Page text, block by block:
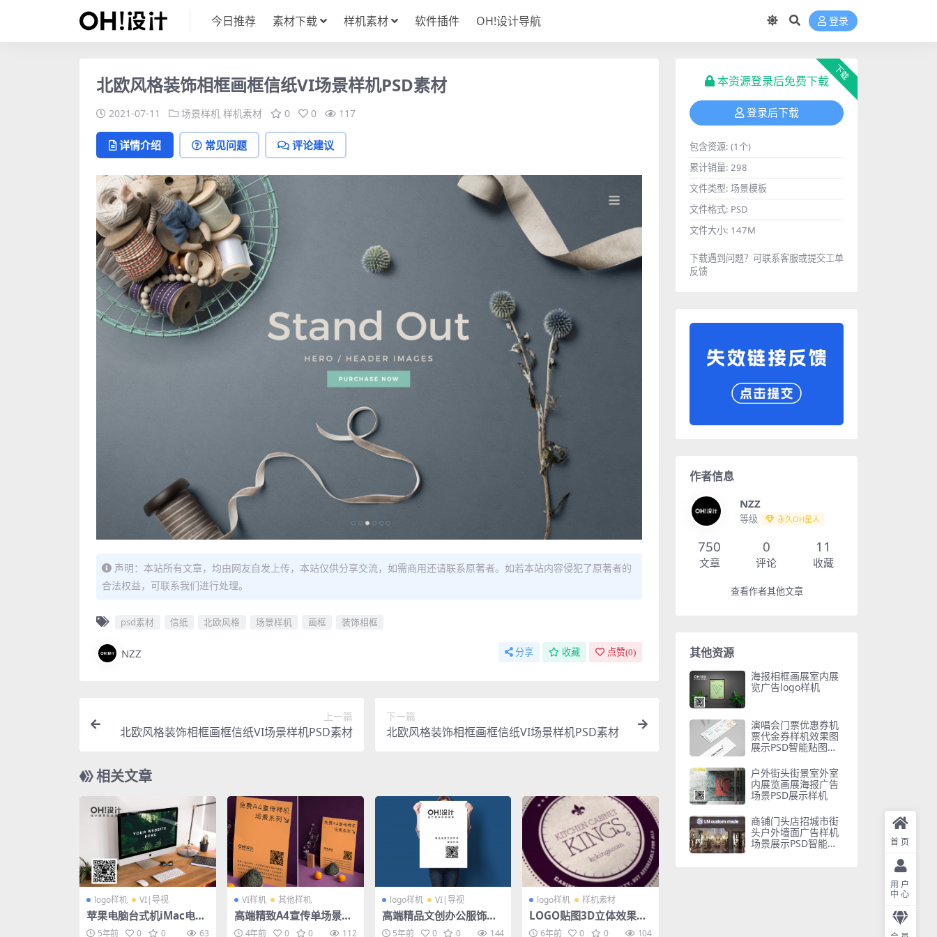
今日推荐 素材下载 样机素材 软件插件 OH!设计导航 登录
北欧风格装饰相框画框信纸VI场景样机PSD素材
2021-07-11 场景样机 样机素材 0 0 117
详情介绍 常见问题 评论建议
声明：本站所有文章，均由网友自发上传，本站仅供分享交流，如需商用还请联系原著者。如若本站内容侵犯了原著者的
合法权益，可联系我们进行处理。
psd素材 信纸 北欧风格 场景样机 画框 装饰相框
NZZ 分享 收藏 点赞(0)
上一篇
北欧风格装饰相框画框信纸VI场景样机PSD素材
下一篇
北欧风格装饰相框画框信纸VI场景样机PSD素材
相关文章
logo样机 VI|导视
苹果电脑台式机iMac电子
设备场景样机
5年前 0 0 63
VI样机 其他样机
高端精致A4宣传单场景展
示PSD样机素材
4年前 0 0 112
logo样机 VI|导视
高端精品文创办公服饰样
机 — 手持海报海报样机
5年前 0 0 144
logo样机 样机素材
LOGO贴图3D立体效果VI
导视智能贴图PS样机素材
6年前 0 0 104
下载
本资源登录后免费下载
登录后下载
包含资源: (1个)
累计销量: 298
文件类型: 场景模板
文件格式: PSD
文件大小: 147M
下载遇到问题？可联系客服或提交工单
反馈
作者信息
NZZ
等级 永久OH星人
750
文章
0
评论
11
收藏
查看作者其他文章
其他资源
海报相框画展室内展
览广告logo样机
演唱会门票优惠券机
票代金券样机效果图
展示PSD智能贴图设
户外街头街景室外室
内展览画展海报广告
场景PSD展示样机
商铺门头店招城市街
头户外墙面广告样机
场景展示PSD智能贴
首页
用户
中心